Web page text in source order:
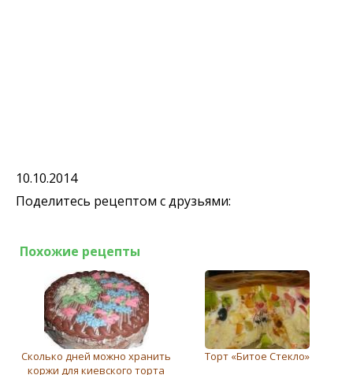
10.10.2014
Поделитесь рецептом с друзьями:
Похожие рецепты
Сколько дней можно хранить
коржи для киевского торта
Торт «Битое Стекло»